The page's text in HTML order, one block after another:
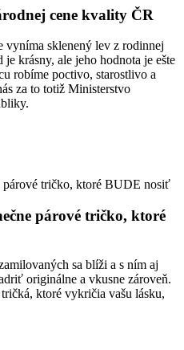
cene kvality ČR
vyníma sklenený lev z rodinnej
krásny, ale jeho hodnota je ešte
robíme poctivo, starostlivo a
za to totiž Ministerstvo
párové tričko, ktoré
sa blíži a s ním aj
originálne a vkusne zároveň.
ktoré vykričia vašu lásku,